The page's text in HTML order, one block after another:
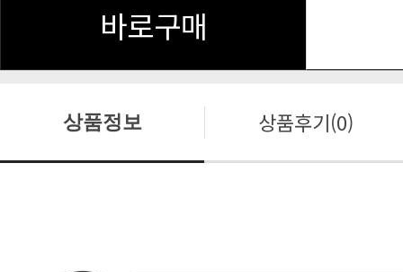
바로구매
상품정보 상품후기(0)